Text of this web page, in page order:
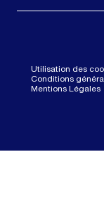
Utilisation des
Conditions
Mentions Légales